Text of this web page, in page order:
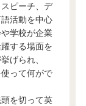
ピーチ、デ
活動を中心
学校が企業
する場面を
げられ、
って何がで
を切って英